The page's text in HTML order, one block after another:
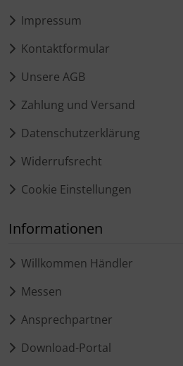
Impressum
Kontaktformular
Unsere AGB
Zahlung und Versand
Datenschutzerklärung
Widerrufsrecht
Cookie Einstellungen
Informationen
Willkommen Händler
Messen
Ansprechpartner
Download-Portal